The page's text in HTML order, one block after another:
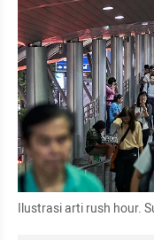
Ilustrasi arti rush hour.